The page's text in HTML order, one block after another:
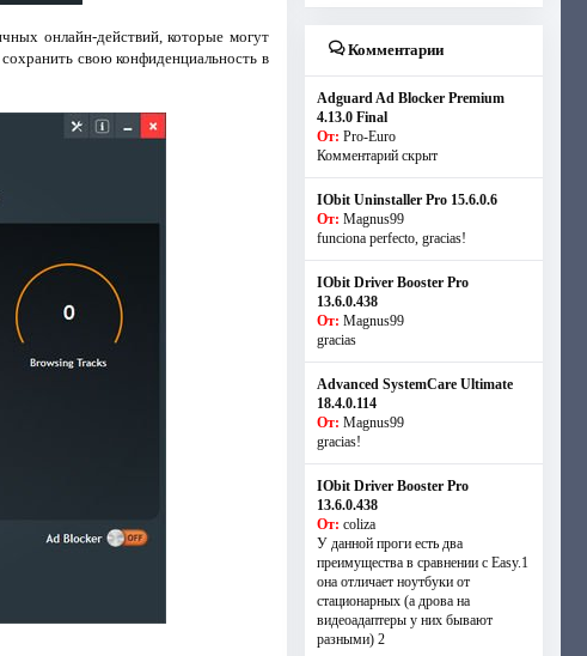
онлайн-действий, которые могут
свою конфиденциальность в
Комментарии
Adguard Ad Blocker Premium
4.13.0 Final
От: Pro-Euro
Комментарий скрыт
IObit Uninstaller Pro 15.6.0.6
От: Magnus99
funciona perfecto, gracias!
IObit Driver Booster Pro
13.6.0.438
От: Magnus99
gracias
Advanced SystemCare Ultimate
18.4.0.114
От: Magnus99
gracias!
IObit Driver Booster Pro
13.6.0.438
От: coliza
У данной проги есть два
преимущества в сравнении с Easy.1
она отличает ноутбуки от
стационарных (а дрова на
видеоадаптеры у них бывают
разными) 2